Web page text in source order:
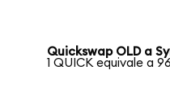
Quickswap OLD a
1 QUICK equivale a